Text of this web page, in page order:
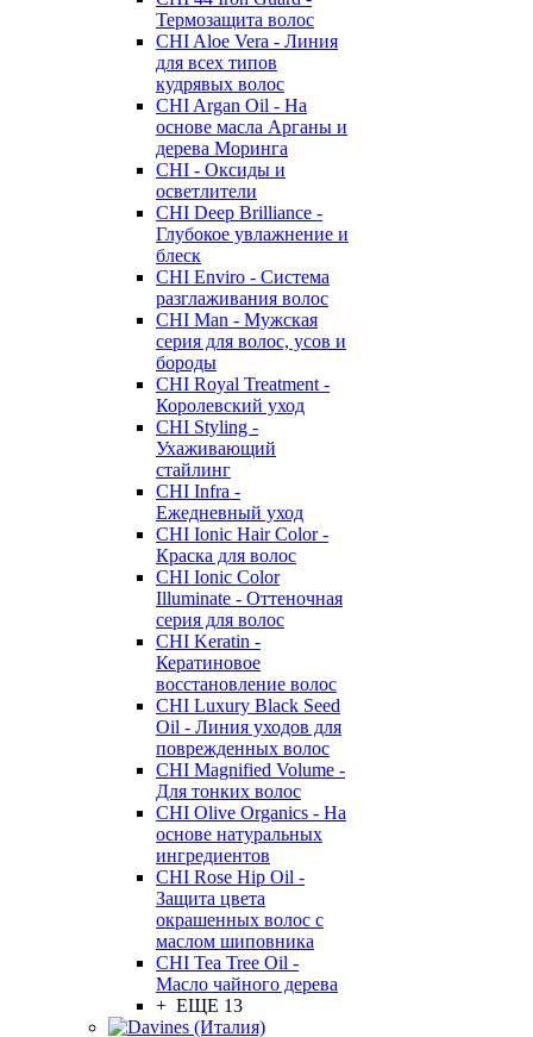
Термозащита волос
CHI Aloe Vera - Линия
для всех типов
кудрявых волос
CHI Argan Oil - На
основе масла Арганы и
дерева Моринга
CHI - Оксиды и
осветлители
CHI Deep Brilliance -
Глубокое увлажнение и
блеск
CHI Enviro - Система
разглаживания волос
CHI Man - Мужская
серия для волос, усов и
бороды
CHI Royal Treatment -
Королевский уход
CHI Styling -
Ухаживающий
стайлинг
CHI Infra -
Ежедневный уход
CHI Ionic Hair Color -
Краска для волос
CHI Ionic Color
Illuminate - Оттеночная
серия для волос
CHI Keratin -
Кератиновое
восстановление волос
CHI Luxury Black Seed
Oil - Линия уходов для
поврежденных волос
CHI Magnified Volume -
Для тонких волос
CHI Olive Organics - На
основе натуральных
ингредиентов
CHI Rose Hip Oil -
Защита цвета
окрашенных волос с
маслом шиповника
CHI Tea Tree Oil -
Масло чайного дерева
+ ЕЩЕ 13